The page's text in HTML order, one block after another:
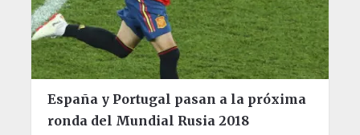
España y Portugal pasan a la próxima
ronda del Mundial Rusia 2018